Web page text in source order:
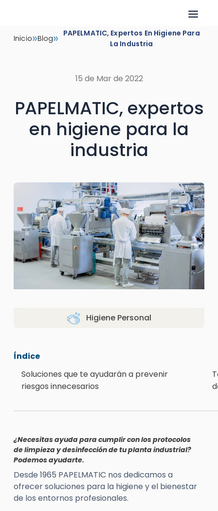
Inicio»Blog» PAPELMATIC, Expertos En Higiene Para
La Industria
15 de Mar de 2022
PAPELMATIC, expertos
en higiene para la
industria
Higiene Personal
Índice
Soluciones que te ayudarán a prevenir
riesgos innecesarios
¿Necesitas ayuda para cumplir con los protocolos
de limpieza y desinfección de tu planta industrial?
Podemos ayudarte.
Desde 1965 PAPELMATIC nos dedicamos a
ofrecer soluciones para la higiene y el bienestar
de los entornos profesionales.